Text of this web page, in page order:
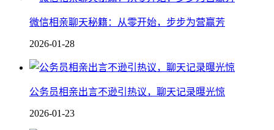
微信相亲聊天秘籍：从零开始，步步为营赢芳
2026-01-28
公务员相亲出言不逊引热议，聊天记录曝光惊
2026-01-23